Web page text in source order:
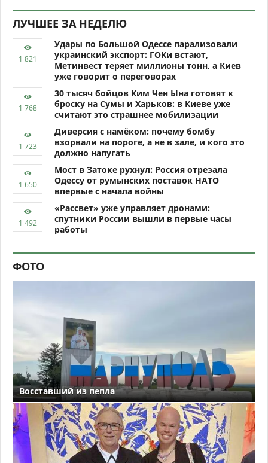
ЛУЧШЕЕ ЗА НЕДЕЛЮ
Удары по Большой Одессе парализовали
украинский экспорт: ГОКи встают,
Метинвест теряет миллионы тонн, а Киев
уже говорит о переговорах
30 тысяч бойцов Ким Чен Ына готовят к
броску на Сумы и Харьков: в Киеве уже
считают это страшнее мобилизации
Диверсия с намёком: почему бомбу
взорвали на пороге, а не в зале, и кого это
должно напугать
Мост в Затоке рухнул: Россия отрезала
Одессу от румынских поставок НАТО
впервые с начала войны
«Рассвет» уже управляет дронами:
спутники России вышли в первые часы
работы
ФОТО
Восставший из пепла